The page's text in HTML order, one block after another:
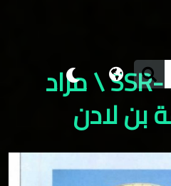
SSR-136-2025 \ مزاد
بن لادن